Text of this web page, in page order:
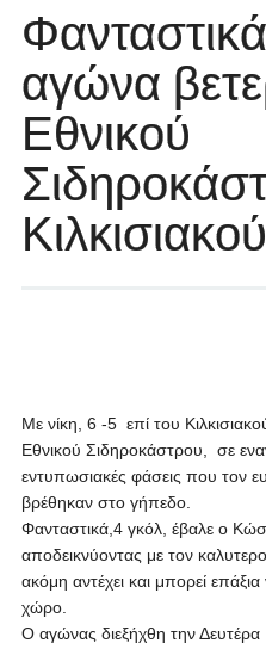
αγώνα
Εθνικού
Κιλκισιακού
Με νίκη, 6 -5 επί του
Εθνικού Σιδηροκάστρου, σε
εντυπωσιακές φάσεις που τον
βρέθηκαν στο γήπεδο.
Φανταστικά,4 γκόλ, έβαλε ο
αποδεικνύοντας με τον
ακόμη αντέχει και μπορεί
χώρο.
Ο αγώνας διεξήχθη την Δευτέρα